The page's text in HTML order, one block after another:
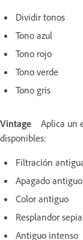
Dividir tonos
Tono azul
Tono rojo
Tono verde
Tono gris
Vintage
Aplica un
disponibles:
Filtración
Apagado antiguo
Color antiguo
Resplandor sepia
Antiguo intenso